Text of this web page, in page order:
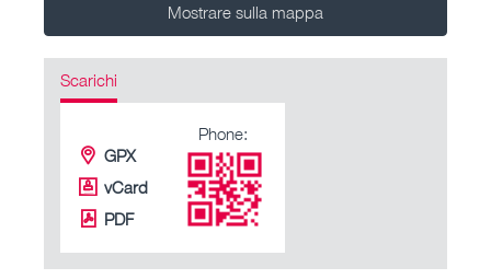
Mostrare sulla mappa
Scarichi
GPX
vCard
PDF
Phone: